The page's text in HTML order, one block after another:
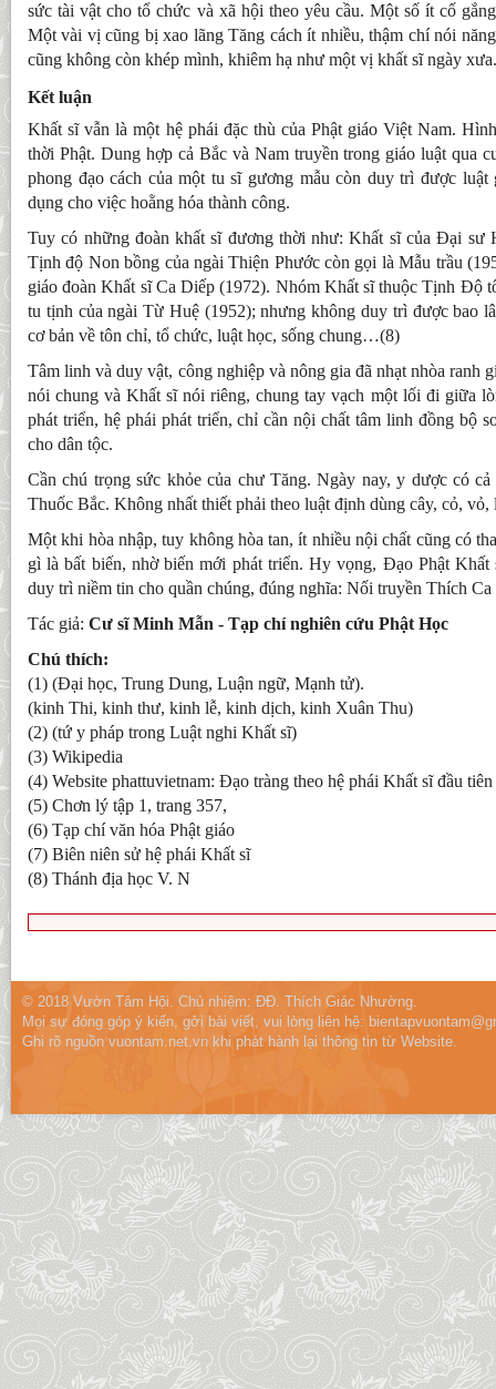
sức tài vật cho tổ chức và xã hội theo yêu cầu. Một số ít cố
Một vài vị cũng bị xao lãng Tăng cách ít nhiều, thậm chí nói
cũng không còn khép mình, khiêm hạ như một vị khất sĩ ngày xưa.
Kết luận
Khất sĩ vẫn là một hệ phái đặc thù của Phật giáo Việt Nam.
thời Phật. Dung hợp cả Bắc và Nam truyền trong giáo luật qua
phong đạo cách của một tu sĩ gương mẫu còn duy trì được
dụng cho việc hoằng hóa thành công.
Tuy có những đoàn khất sĩ đương thời như: Khất sĩ của Đại sư
Tịnh độ Non bồng của ngài Thiện Phước còn gọi là Mẫu trầu
giáo đoàn Khất sĩ Ca Diếp (1972). Nhóm Khất sĩ thuộc Tịnh Độ
tu tịnh của ngài Từ Huệ (1952); nhưng không duy trì được bao
cơ bản về tôn chỉ, tổ chức, luật học, sống chung…(8)
Tâm linh và duy vật, công nghiệp và nông gia đã nhạt nhòa ranh
nói chung và Khất sĩ nói riêng, chung tay vạch một lối đi giữa
phát triển, hệ phái phát triển, chỉ cần nội chất tâm linh đồng bộ
cho dân tộc.
Cần chú trọng sức khỏe của chư Tăng. Ngày nay, y dược có
Thuốc Bắc. Không nhất thiết phải theo luật định dùng cây, cỏ, vỏ,
Một khi hòa nhập, tuy không hòa tan, ít nhiều nội chất cũng có
gì là bất biến, nhờ biến mới phát triển. Hy vọng, Đạo Phật
duy trì niềm tin cho quần chúng, đúng nghĩa: Nối truyền Thích
Tác giả: Cư sĩ Minh Mẫn - Tạp chí nghiên cứu Phật Học
Chú thích:
(1) (Đại học, Trung Dung, Luận ngữ, Mạnh tử).
(kinh Thi, kinh thư, kinh lễ, kinh dịch, kinh Xuân Thu)
(2) (tứ y pháp trong Luật nghi Khất sĩ)
(3) Wikipedia
(4) Website phattuvietnam: Đạo tràng theo hệ phái Khất sĩ đầu
(5) Chơn lý tập 1, trang 357,
(6) Tạp chí văn hóa Phật giáo
(7) Biên niên sử hệ phái Khất sĩ
(8) Thánh địa học V. N
© 2018 Vườn Tâm Hội. Chủ nhiệm: ĐĐ. Thích Giác Nhường.
Mọi sự đóng góp ý kiến, gởi bài viết, vui lòng liên hệ:
Ghi rõ nguồn vuontam.net.vn khi phát hành lại thông tin từ Website.